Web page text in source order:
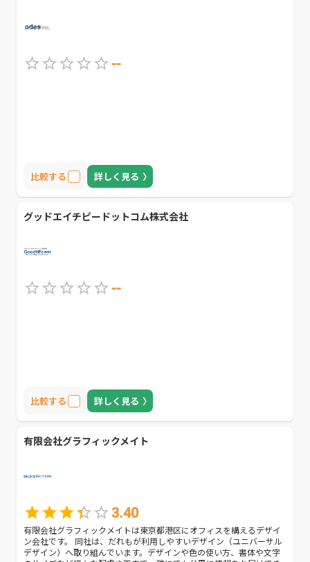
--
比較する 詳しく見る
グッドエイチピードットコム株式会社
--
比較する 詳しく見る
有限会社グラフィックメイト
3.40
有限会社グラフィックメイトは東京都港区にオフィスを構えるデザイ
ン会社です。 同社は、だれもが利用しやすいデザイン（ユニバーサル
デザイン）へ取り組んでいます。デザインや色の使い方、書体や文字